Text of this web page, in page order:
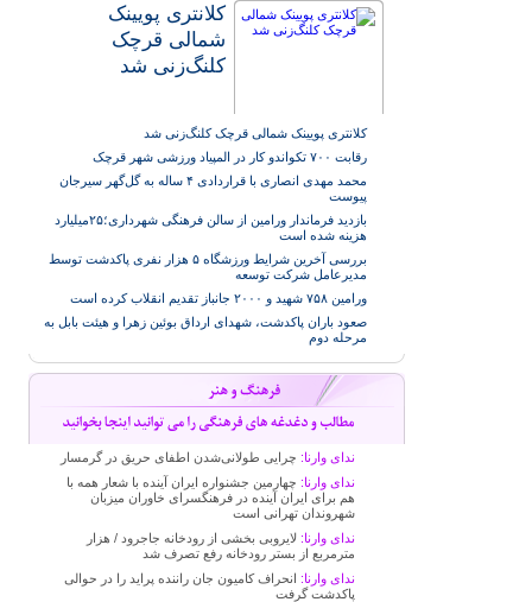
کلانتری پویینک
شمالی قرچک
کلنگ‌زنی شد
کلانتری پویینک شمالی قرچک کلنگ‌زنی شد
رقابت ۷۰۰ تکواندو کار در المپیاد ورزشی شهر قرچک
محمد مهدی انصاری با قراردادی ۴ ساله به گل‌گهر سیرجان
پیوست
بازدید فرماندار ورامین از سالن فرهنگی شهرداری؛۲۵میلیارد
هزینه شده است
بررسی آخرین شرایط ورزشگاه ۵ هزار نفری پاکدشت توسط
مدیرعامل شرکت توسعه
ورامین ۷۵۸ شهید و ۲۰۰۰ جانباز تقدیم انقلاب کرده است
صعود باران پاکدشت، شهدای ارداق بوئین زهرا و هیئت بابل به
مرحله دوم
ندای وارنا: چرایی طولانی‌شدن اطفای حریق در گرمسار
ندای وارنا: چهارمین جشنواره ایران آینده با شعار همه با
هم برای ایران آینده در فرهنگسرای خاوران میزبان
شهروندان تهرانی است
ندای وارنا: لایروبی بخشی از رودخانه جاجرود / هزار
مترمربع از بستر رودخانه رفع تصرف شد
ندای وارنا: انحراف کامیون جان راننده پراید را در حوالی
پاکدشت گرفت